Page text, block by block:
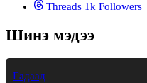
Threads 1k Followers
Шинэ мэдээ
Гадаад